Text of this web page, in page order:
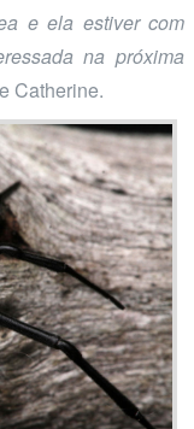
e ela estiver com
na próxima
Catherine.